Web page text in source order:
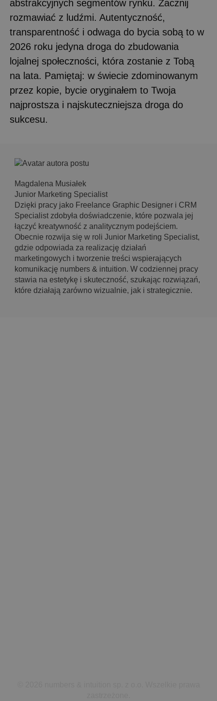
abstrakcyjnych segmentów rynku. Zacznij
rozmawiać z ludźmi. Autentyczność,
transparentność i odwaga do bycia sobą to w
2026 roku jedyna droga do zbudowania
lojalnej społeczności, która zostanie z Tobą
na lata. Pamiętaj: w świecie zdominowanym
przez kopie, bycie oryginałem to Twoja
najprostsza i najskuteczniejsza droga do
sukcesu.
Magdalena Musiałek
Junior Marketing Specialist
Dzięki pracy jako Freelance Graphic Designer i CRM
Specialist zdobyła doświadczenie, które pozwala jej
łączyć kreatywność z analitycznym podejściem.
Obecnie rozwija się w roli Junior Marketing Specialist,
gdzie odpowiada za realizację działań
marketingowych i tworzenie treści wspierających
komunikację numbers & intuition. W codziennej pracy
stawia na estetykę i skuteczność, szukając rozwiązań,
które działają zarówno wizualnie, jak i strategicznie.